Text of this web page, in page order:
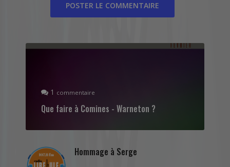
1 commentaire
Que faire à Comines - Warneton ?
Hommage à Serge